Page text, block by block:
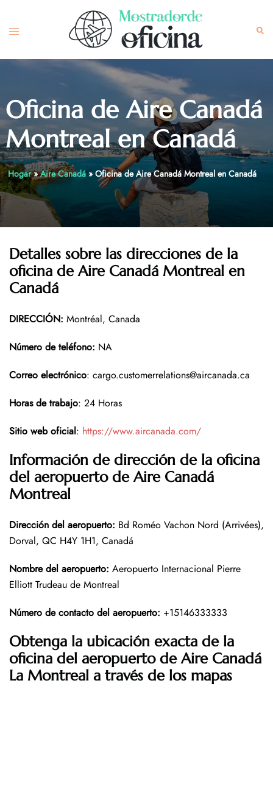
content
Toggle
Oficina de Aire Canadá
Montreal en Canadá
Hogar»Aire Canadá» Oficina de Aire Canadá Montreal en Canadá
Detalles sobre las direcciones de la
oficina de Aire Canadá Montreal en
Canadá
DIRECCIÓN: Montréal, Canada
Número de teléfono: NA
Correo electrónico: cargo.customerrelations@aircanada.ca
Horas de trabajo: 24 Horas
Sitio web oficial: https://www.aircanada.com/
Información de dirección de la oficina
del aeropuerto de Aire Canadá
Montreal
Dirección del aeropuerto: Bd Roméo Vachon Nord (Arrivées),
Dorval, QC H4Y 1H1, Canadá
Nombre del aeropuerto: Aeropuerto Internacional Pierre
Elliott Trudeau de Montreal
Número de contacto del aeropuerto: +15146333333
Obtenga la ubicación exacta de la
oficina del aeropuerto de Aire Canadá
La Montreal a través de los mapas